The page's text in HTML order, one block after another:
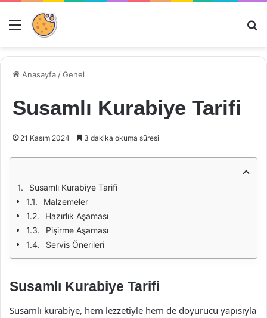
Menü
Anasayfa /Genel
Susamlı Kurabiye Tarifi
21 Kasım 2024 3 dakika okuma süresi
Susamlı Kurabiye Tarifi
Malzemeler
Hazırlık Aşaması
Pişirme Aşaması
Servis Önerileri
Susamlı Kurabiye Tarifi
Susamlı kurabiye, hem lezzetiyle hem de doyurucu yapısıyla